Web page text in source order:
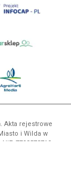
Akta rejestrowe
i Wilda w
7792573719,